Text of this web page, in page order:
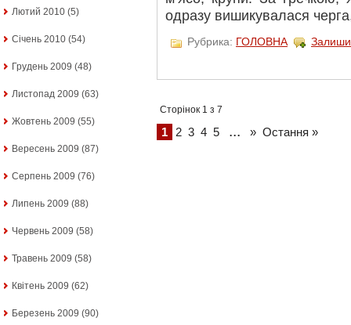
Лютий 2010 (5)
Січень 2010 (54)
Грудень 2009 (48)
Листопад 2009 (63)
Жовтень 2009 (55)
Вересень 2009 (87)
Серпень 2009 (76)
Липень 2009 (88)
Червень 2009 (58)
Травень 2009 (58)
Квітень 2009 (62)
Березень 2009 (90)
одразу вишикувалася
Рубрика: ГОЛОВНА
Сторінок 1 з 7
1 2 3 4 5 ... » Остання »